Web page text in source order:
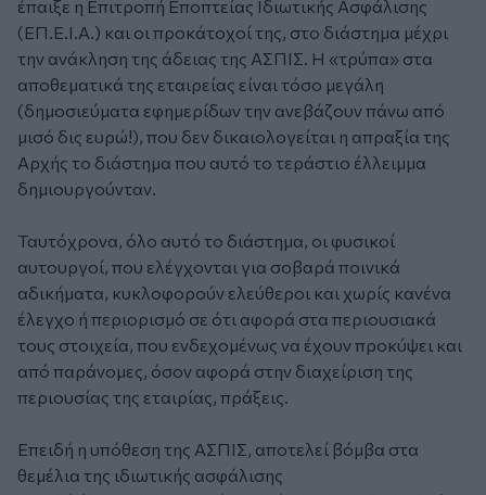
έπαιξε η Επιτροπή Εποπτείας Ιδιωτικής Ασφάλισης
(ΕΠ.Ε.Ι.Α.) και οι προκάτοχοί της, στο διάστημα μέχρι
την ανάκληση της άδειας της ΑΣΠΙΣ. Η «τρύπα» στα
αποθεματικά της εταιρείας είναι τόσο μεγάλη
(δημοσιεύματα εφημερίδων την ανεβάζουν πάνω από
μισό δις ευρώ!), που δεν δικαιολογείται η απραξία της
Αρχής το διάστημα που αυτό το τεράστιο έλλειμμα
δημιουργούνταν.
Ταυτόχρονα, όλο αυτό το διάστημα, οι φυσικοί
αυτουργοί, που ελέγχονται για σοβαρά ποινικά
αδικήματα, κυκλοφορούν ελεύθεροι και χωρίς κανένα
έλεγχο ή περιορισμό σε ότι αφορά στα περιουσιακά
τους στοιχεία, που ενδεχομένως να έχουν προκύψει και
από παράνομες, όσον αφορά στην διαχείριση της
περιουσίας της εταιρίας, πράξεις.
Επειδή η υπόθεση της ΑΣΠΙΣ, αποτελεί βόμβα στα
θεμέλια της ιδιωτικής ασφάλισης